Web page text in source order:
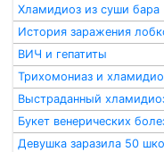
Хламидиоз из суши бара
История заражения
ВИЧ и гепатиты
Трихомониаз и
Выстраданный
Букет венерических
Девушка заразила 50